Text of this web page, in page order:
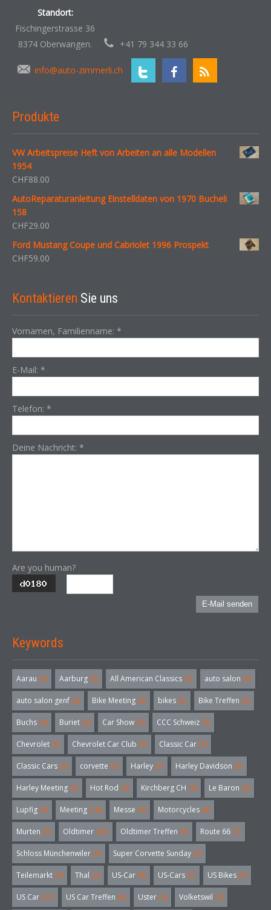
Standort:
Fischingerstrasse 36
8374 Oberwangen.
+41 79 344 33 66
info@auto-zimmerli.ch
Produkte
VW Arbeitspreise Heft von Arbeiten an alle Modellen
1954
CHF88.00
AutoReparaturanleitung Einstelldaten von 1970 Bucheli
158
CHF29.00
Ford Mustang Coupe und Cabriolet 1996 Prospekt
CHF59.00
Kontaktieren Sie uns
Vornamen, Familienname: *
E-Mail: *
Telefon: *
Deine Nachricht: *
Are you human?
E-Mail senden
Keywords
Aarau (3) Aarburg (3) All American Classics (3) auto salon (3)
auto salon genf (3) Bike Meeting (4) bikes (5) Bike Treffen (5)
Buchs (4) Buriet (3) Car Show (3) CCC Schweiz (3)
Chevrolet (3) Chevrolet Car Club (3) Classic Car (3)
Classic Cars (3) corvette (6) Harley (7) Harley Davidson (3)
Harley Meeting (5) Hot Rod (4) Kirchberg CH (4) Le Baron (4)
Lupfig (3) Meeting (18) Messe (5) Motorcycles (4)
Murten (3) Oldtimer (32) Oldtimer Treffen (5) Route 66 (3)
Schloss Münchenwiler (3) Super Corvette Sunday (5)
Teilemarkt (4) Thal (3) US-Car (6) US-Cars (7) US Bikes (5)
US Car (57) US Car Treffen (6) Uster (4) Volketswil (3)